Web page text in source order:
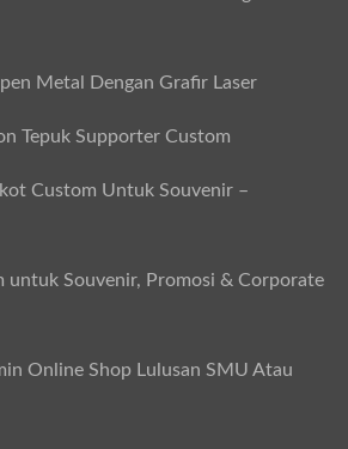
Metal Dengan Grafir Laser
Tepuk Supporter Custom
Custom Untuk Souvenir –
untuk Souvenir, Promosi & Corporate
Online Shop Lulusan SMU Atau